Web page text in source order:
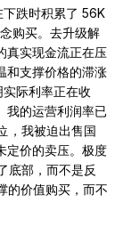
跌时积累了 56K
购买。去升级解
真实现金流正在压
和支撑价格的滞涨
际利率正在收
我的运营利润率已
我被迫出售国
定价的卖压。极度
底部，而不是反
的价值购买，而不